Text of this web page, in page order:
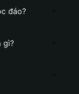
đáo?
gì?